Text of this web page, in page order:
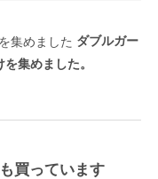
ダブルガー
集めました。
買っています